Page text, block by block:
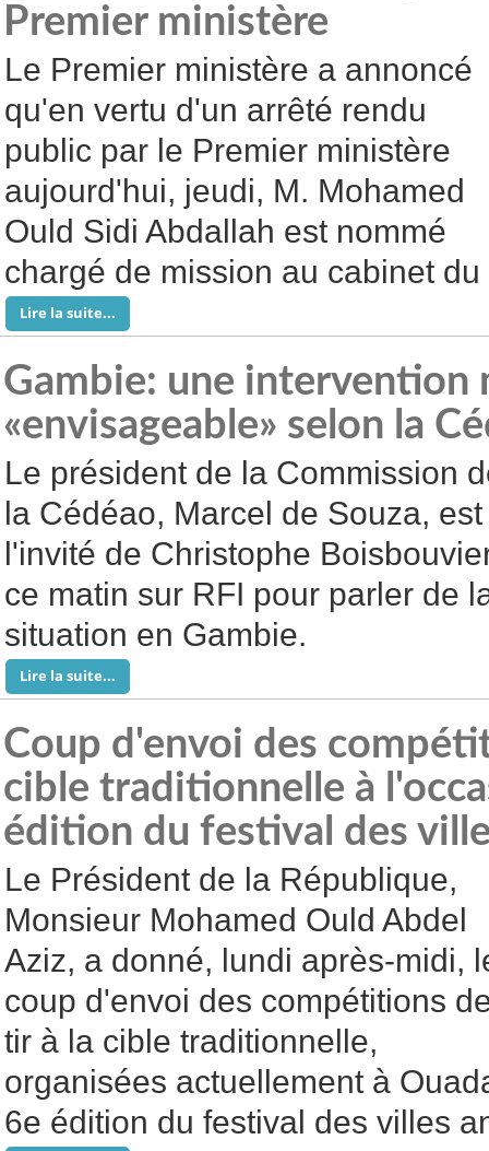
Premier ministère
Le Premier ministère a annoncé
qu'en vertu d'un arrêté rendu
public par le Premier ministère
aujourd'hui, jeudi, M. Mohamed
Ould Sidi Abdallah est nommé
chargé de mission au cabinet
Lire la suite...
Gambie: une intervention
«envisageable» selon la
Le président de la Commission
la Cédéao, Marcel de Souza, est
l'invité de Christophe
ce matin sur RFI pour parler de
situation en Gambie.
Lire la suite...
Coup d'envoi des
cible traditionnelle à
édition du festival des
Le Président de la République,
Monsieur Mohamed Ould Abdel
Aziz, a donné, lundi après-midi,
coup d'envoi des compétitions
tir à la cible traditionnelle,
organisées actuellement à
6e édition du festival des villes